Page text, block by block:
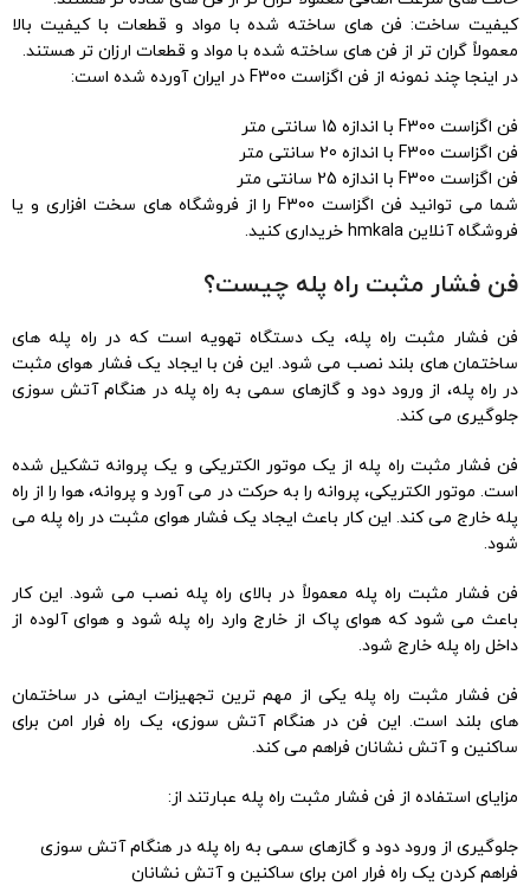
کیفیت ساخت: فن های ساخته شده با مواد و قطعات با کیفیت بالا
معمولاً گران تر از فن های ساخته شده با مواد و قطعات ارزان تر هستند.
در اینجا چند نمونه از فن اگزاست F300 در ایران آورده شده است:
فن اگزاست F300 با اندازه 15 سانتی متر
فن اگزاست F300 با اندازه 20 سانتی متر
فن اگزاست F300 با اندازه 25 سانتی متر
شما می توانید فن اگزاست F300 را از فروشگاه های سخت افزاری و یا
فروشگاه آنلاین hmkala خریداری کنید.
فن فشار مثبت راه پله چیست؟
فن فشار مثبت راه پله، یک دستگاه تهویه است که در راه پله های
ساختمان های بلند نصب می شود. این فن با ایجاد یک فشار هوای مثبت
در راه پله، از ورود دود و گازهای سمی به راه پله در هنگام آتش سوزی
جلوگیری می کند.
فن فشار مثبت راه پله از یک موتور الکتریکی و یک پروانه تشکیل شده
است. موتور الکتریکی، پروانه را به حرکت در می آورد و پروانه، هوا را از راه
پله خارج می کند. این کار باعث ایجاد یک فشار هوای مثبت در راه پله می
شود.
فن فشار مثبت راه پله معمولاً در بالای راه پله نصب می شود. این کار
باعث می شود که هوای پاک از خارج وارد راه پله شود و هوای آلوده از
داخل راه پله خارج شود.
فن فشار مثبت راه پله یکی از مهم ترین تجهیزات ایمنی در ساختمان
های بلند است. این فن در هنگام آتش سوزی، یک راه فرار امن برای
ساکنین و آتش نشانان فراهم می کند.
مزایای استفاده از فن فشار مثبت راه پله عبارتند از:
جلوگیری از ورود دود و گازهای سمی به راه پله در هنگام آتش سوزی
فراهم کردن یک راه فرار امن برای ساکنین و آتش نشانان